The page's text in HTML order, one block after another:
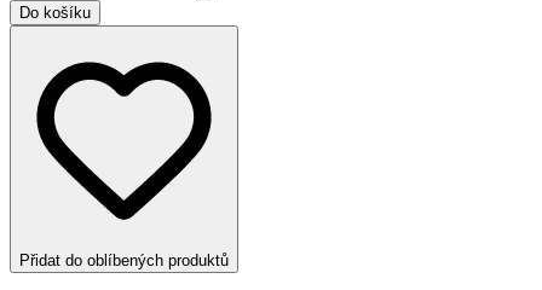
Do košíku
Přidat do oblíbených produktů